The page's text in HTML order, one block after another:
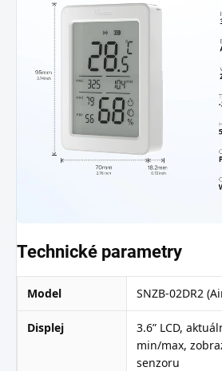
Technické parametry
Model SNZB-02DR2
Displej
3.6” LCD,
min/max,
senzoru